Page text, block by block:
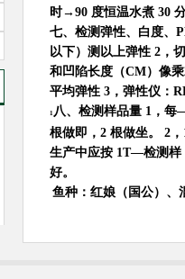
时→90 度恒温水煮 30
七、检测弹性、白度、
以下）测以上弹性 2，
和凹陷长度（CM）像
平均弹性 3，弹性仪：
1 八、检测样品量 1，每
根做即，2 根做坐。 2
生产中应按 1T—检测样
好。
鱼种：红娘（国公）、